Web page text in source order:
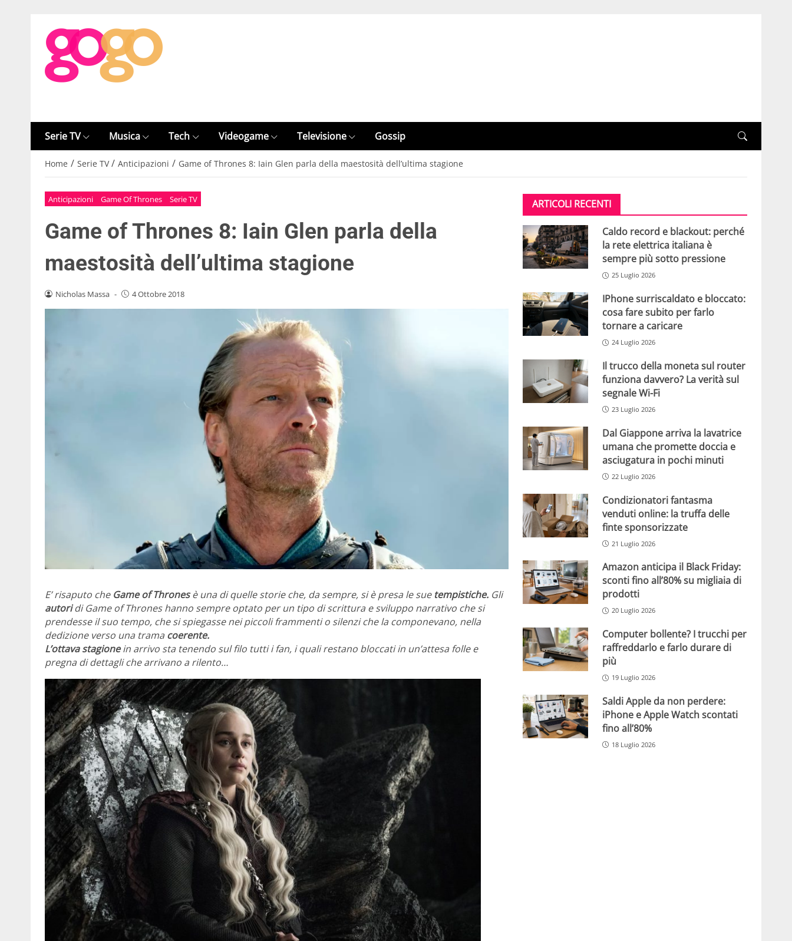
Serie TV Musica Tech Videogame Televisione Gossip
Home / Serie TV / Anticipazioni / Game of Thrones 8: Iain Glen parla della maestosità dell’ultima stagione
Anticipazioni Game Of Thrones Serie TV
Game of Thrones 8: Iain Glen parla della
maestosità dell’ultima stagione
Nicholas Massa - 4 Ottobre 2018
E’ risaputo che Game of Thronesè una di quelle storie che, da sempre, si è presa le sue tempistiche. Gli
autoridi Game of Thrones hanno sempre optato per un tipo di scrittura e sviluppo narrativo che si
prendesse il suo tempo, che si spiegasse nei piccoli frammenti o silenzi che la componevano, nella
dedizione verso una trama coerente.
L’ottava stagionein arrivo sta tenendo sul filo tutti i fan, i quali restano bloccati in un’attesa folle e
pregna di dettagli che arrivano a rilento…
ARTICOLI RECENTI
Caldo record e blackout: perché
la rete elettrica italiana è
sempre più sotto pressione
25 Luglio 2026
IPhone surriscaldato e bloccato:
cosa fare subito per farlo
tornare a caricare
24 Luglio 2026
Il trucco della moneta sul router
funziona davvero? La verità sul
segnale Wi-Fi
23 Luglio 2026
Dal Giappone arriva la lavatrice
umana che promette doccia e
asciugatura in pochi minuti
22 Luglio 2026
Condizionatori fantasma
venduti online: la truffa delle
finte sponsorizzate
21 Luglio 2026
Amazon anticipa il Black Friday:
sconti fino all’80% su migliaia di
prodotti
20 Luglio 2026
Computer bollente? I trucchi per
raffreddarlo e farlo durare di
più
19 Luglio 2026
Saldi Apple da non perdere:
iPhone e Apple Watch scontati
fino all’80%
18 Luglio 2026